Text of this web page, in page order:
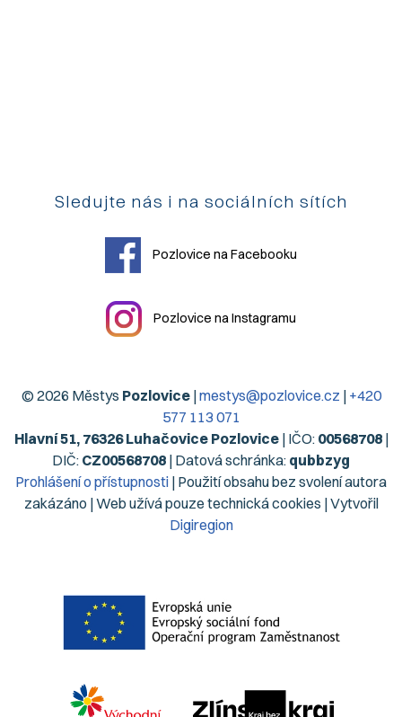
Sledujte nás i na sociálních sítích
Pozlovice na Facebooku
Pozlovice na Instagramu
© 2026 Městys Pozlovice|mestys@pozlovice.cz | +420
577 113 071
Hlavní 51, 76326 Luhačovice Pozlovice| IČO: 00568708|
DIČ: CZ00568708 | Datová schránka: qubbzyg
Prohlášení o přístupnosti | Použití obsahu bez svolení autora
zakázáno | Web užívá pouze technická cookies | Vytvořil
Digiregion